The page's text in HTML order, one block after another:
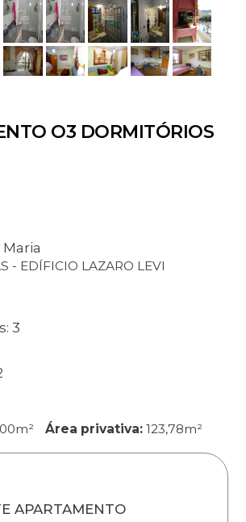
O3 DORMITÓRIOS
- EDÍFICIO LAZARO LEVI
3
Área privativa: 123,78m²
APARTAMENTO